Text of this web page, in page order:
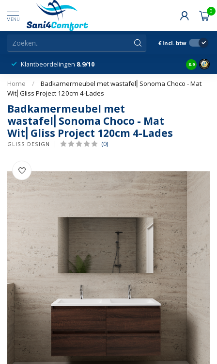
MENU
0
€ Incl. btw
Klantbeordelingen 8.9/10 8.9
Home /
Badkamermeubel met wastafel⎢Sonoma Choco - Mat
Wit⎢Gliss Project 120cm 4-Lades
Badkamermeubel met
wastafel⎢Sonoma Choco - Mat
Wit⎢Gliss Project 120cm 4-Lades
GLISS DESIGN (0)